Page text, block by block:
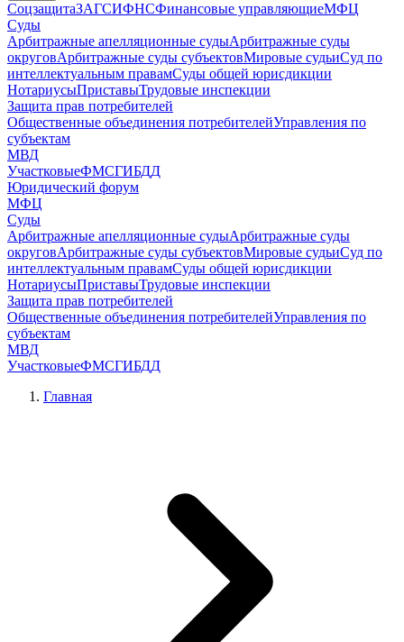
СоцзащитаЗАГСИФНСФинансовые управляющиеМФЦ
Суды
Арбитражные апелляционные судыАрбитражные суды
округовАрбитражные суды субъектовМировые судьиСуд по
интеллектуальным правамСуды общей юрисдикции
НотариусыПриставыТрудовые инспекции
Защита прав потребителей
Общественные объединения потребителейУправления по
субъектам
МВД
УчастковыеФМСГИБДД
Юридический форум
МФЦ
Суды
Арбитражные апелляционные судыАрбитражные суды
округовАрбитражные суды субъектовМировые судьиСуд по
интеллектуальным правамСуды общей юрисдикции
НотариусыПриставыТрудовые инспекции
Защита прав потребителей
Общественные объединения потребителейУправления по
субъектам
МВД
УчастковыеФМСГИБДД
Главная